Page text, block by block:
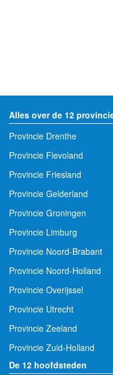
Alles over de 12
Provincie Drenthe
Provincie Flevoland
Provincie Friesland
Provincie Gelderland
Provincie Groningen
Provincie Limburg
Provincie Noord-Brabant
Provincie Noord-Holland
Provincie Overijssel
Provincie Utrecht
Provincie Zeeland
Provincie Zuid-Holland
De 12 hoofdsteden